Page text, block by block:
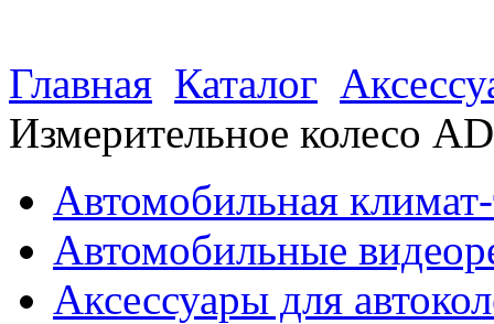
Главная Каталог
Измерительное колесо
Автомобильная
Автомобильные
Аксессуары для